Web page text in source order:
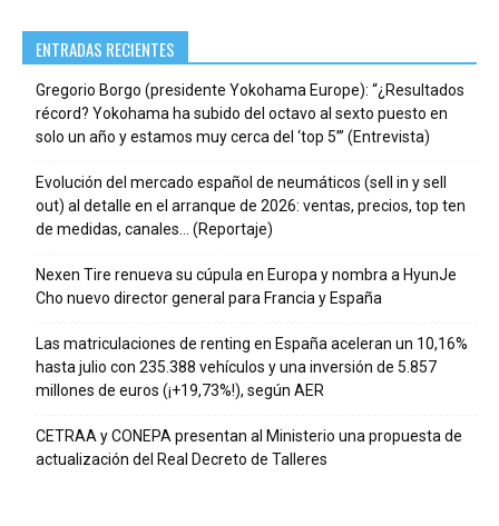
ENTRADAS RECIENTES
Gregorio Borgo (presidente Yokohama Europe): “¿Resultados
récord? Yokohama ha subido del octavo al sexto puesto en
solo un año y estamos muy cerca del ‘top 5’” (Entrevista)
Evolución del mercado español de neumáticos (sell in y sell
out) al detalle en el arranque de 2026: ventas, precios, top ten
de medidas, canales… (Reportaje)
Nexen Tire renueva su cúpula en Europa y nombra a HyunJe
Cho nuevo director general para Francia y España
Las matriculaciones de renting en España aceleran un 10,16%
hasta julio con 235.388 vehículos y una inversión de 5.857
millones de euros (¡+19,73%!), según AER
CETRAA y CONEPA presentan al Ministerio una propuesta de
actualización del Real Decreto de Talleres